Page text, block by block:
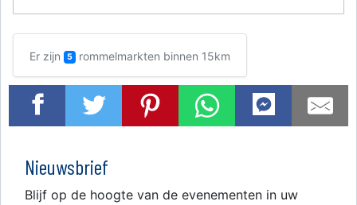
Er zijn 5 rommelmarkten binnen 15km
Nieuwsbrief
Blijf op de hoogte van de evenementen in uw